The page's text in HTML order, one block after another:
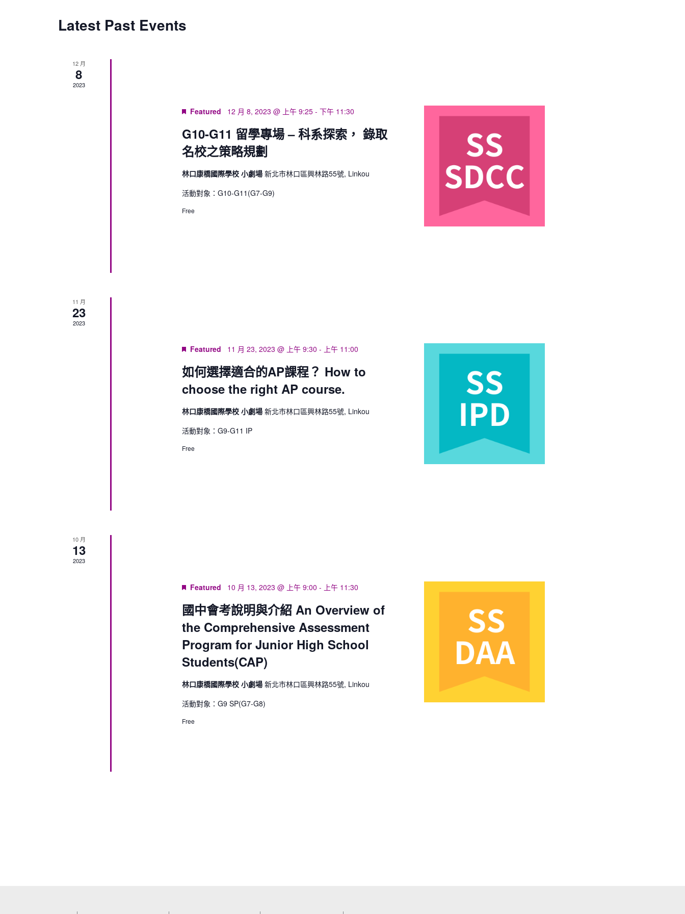
Latest Past Events
12 月
8
2023
Featured 12 月 8, 2023 @ 上午 9:25- 下午 11:30
G10-G11 留學專場 – 科系探索， 錄取
名校之策略規劃
林口康橋國際學校 小劇場 新北市林口區興林路55號, Linkou
活動對象：G10-G11(G7-G9)
Free
11 月
23
2023
Featured 11 月 23, 2023 @ 上午 9:30 - 上午 11:00
如何選擇適合的AP課程？ How to
choose the right AP course.
林口康橋國際學校 小劇場 新北市林口區興林路55號, Linkou
活動對象：G9-G11 IP
Free
10 月
13
2023
Featured 10 月 13, 2023 @ 上午 9:00 - 上午 11:30
國中會考說明與介紹 An Overview of
the Comprehensive Assessment
Program for Junior High School
Students(CAP)
林口康橋國際學校 小劇場 新北市林口區興林路55號, Linkou
活動對象：G9 SP(G7-G8)
Free